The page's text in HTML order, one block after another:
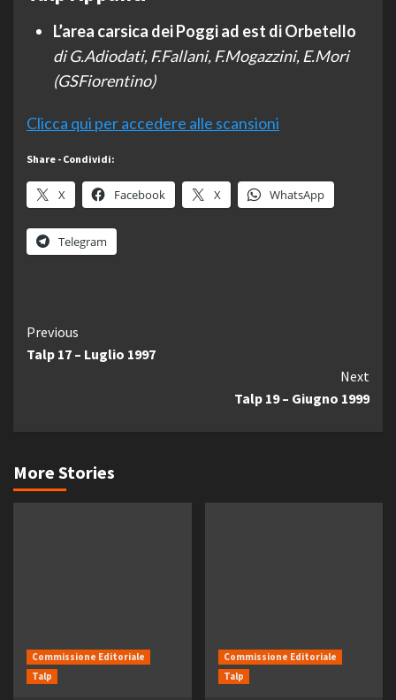
L’area carsica dei Poggi ad est di Orbetello
di G.Adiodati, F.Fallani, F.Mogazzini, E.Mori
(GSFiorentino)
Clicca qui per accedere alle scansioni
Share - Condividi:
X Facebook X WhatsApp
Telegram
Continue
Reading
Previous
Talp 17 – Luglio 1997
Next
Talp 19 – Giugno 1999
More Stories
Commissione Editoriale
Talp
Commissione Editoriale
Talp